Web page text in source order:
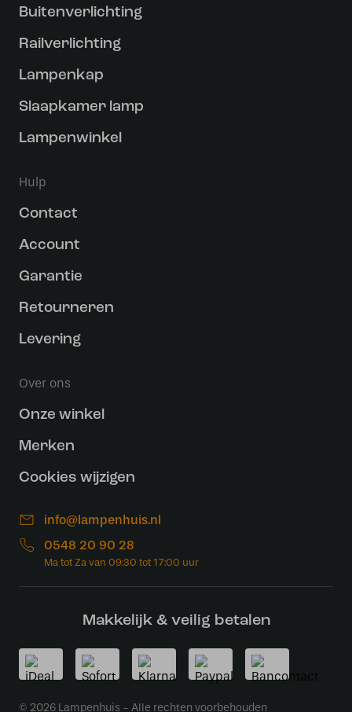
Buitenverlichting
Railverlichting
Lampenkap
Slaapkamer lamp
Lampenwinkel
Hulp
Contact
Account
Garantie
Retourneren
Levering
Over ons
Onze winkel
Merken
Cookies wijzigen
info@lampenhuis.nl
0548 20 90 28
Makkelijk & veilig betalen
© 2026 Lampenhuis - Alle rechten voorbehouden